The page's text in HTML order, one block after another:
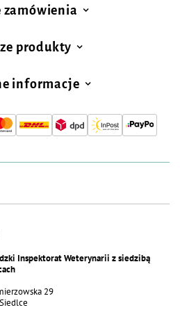
zamówienia
produkty
informacje
Inspektorat Weterynarii z siedzibą
29